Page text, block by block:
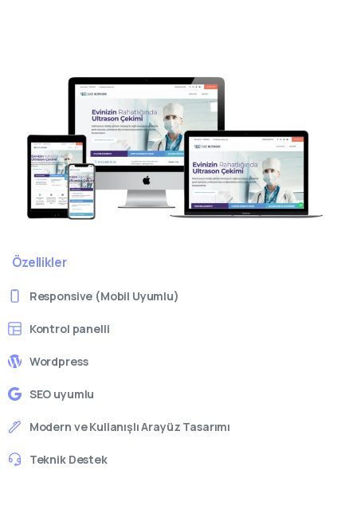
Özellikler
Responsive (Mobil Uyumlu)
Kontrol panelli
Wordpress
SEO uyumlu
Modern ve Kullanışlı Arayüz Tasarımı
Teknik Destek